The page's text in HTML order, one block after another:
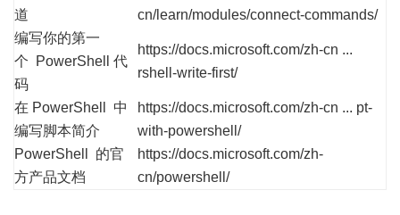
道
cn/learn/modules/connect-commands/
编写你的第一
个 PowerShell 代
码
https://docs.microsoft.com/zh-cn ...
rshell-write-first/
在 PowerShell 中
编写脚本简介
https://docs.microsoft.com/zh-cn ... pt-
with-powershell/
PowerShell 的官
方产品文档
https://docs.microsoft.com/zh-
cn/powershell/